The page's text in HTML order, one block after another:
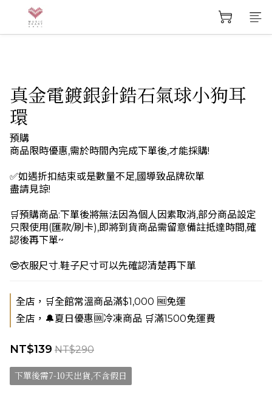
真金電鍍銀針鋯石氣球小狗耳
環
預購
商品限時優惠,需於時間內完成下單後,才能採購!
✅如遇折扣結束或是數量不足,國導致品牌砍單
盡請見諒!
🛒預購商品:下單後將無法因為個人因素取消,部分商品設定
只限使用(匯款/刷卡),即將到貨商品需留意備註抵達時間,確
認後再下單~
🤓衣服尺寸.鞋子尺寸可以先確認清楚再下單
全店，🛒全館常溫商品滿$1,000 🆓免運
全店，🔔夏日優惠🆒冷凍商品 🛒滿1500免運費
NT$139 NT$290
下單後需7-10天出貨,不含假日